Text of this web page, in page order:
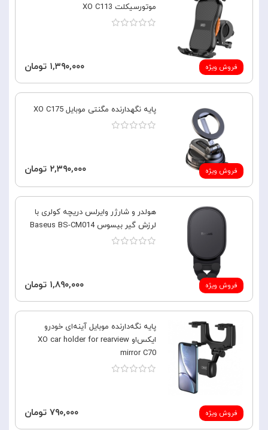
فروش ویژه
موتورسیکلت XO C113
۱,۳۹۰,۰۰۰ تومان
فروش ویژه
پایه نگهدارنده مگنتی موبایل XO C175
۲,۳۹۰,۰۰۰ تومان
فروش ویژه
هولدر و شارژر وایرلس دریچه کولری با
لرزش گیر بیسوس Baseus BS-CM014
۱,۸۹۰,۰۰۰ تومان
فروش ویژه
پایه نگه‌دارنده موبایل آینه‌ای خودرو
ایکس‌او XO car holder for rearview
mirror C70
۷۹۰,۰۰۰ تومان